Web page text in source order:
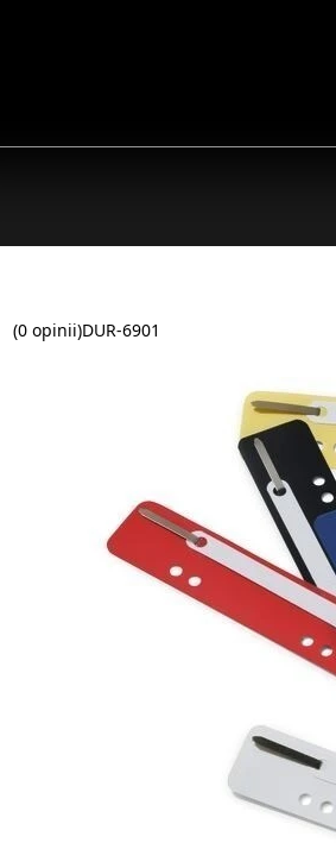
(0 opinii)DUR-6901